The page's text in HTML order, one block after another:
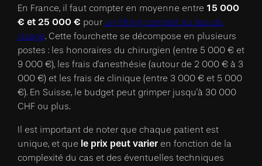
En France, il faut compter en moyenne entre 15 000
€ et 25 000 € pour un lifting complet du bas du
visage. Cette fourchette se décompose en plusieurs
postes : les honoraires du chirurgien (entre 5 000 € et
9 000 €), les frais d'anesthésie (autour de 2 000 € à 3
000 €) et les frais de clinique (entre 3 000 € et 5 000
€). En Suisse, le budget peut grimper jusqu'à 30 000
CHF ou plus.
Il est important de noter que chaque patient est
unique, et que le prix peut varieren fonction de la
complexité du cas et des éventuelles techniques